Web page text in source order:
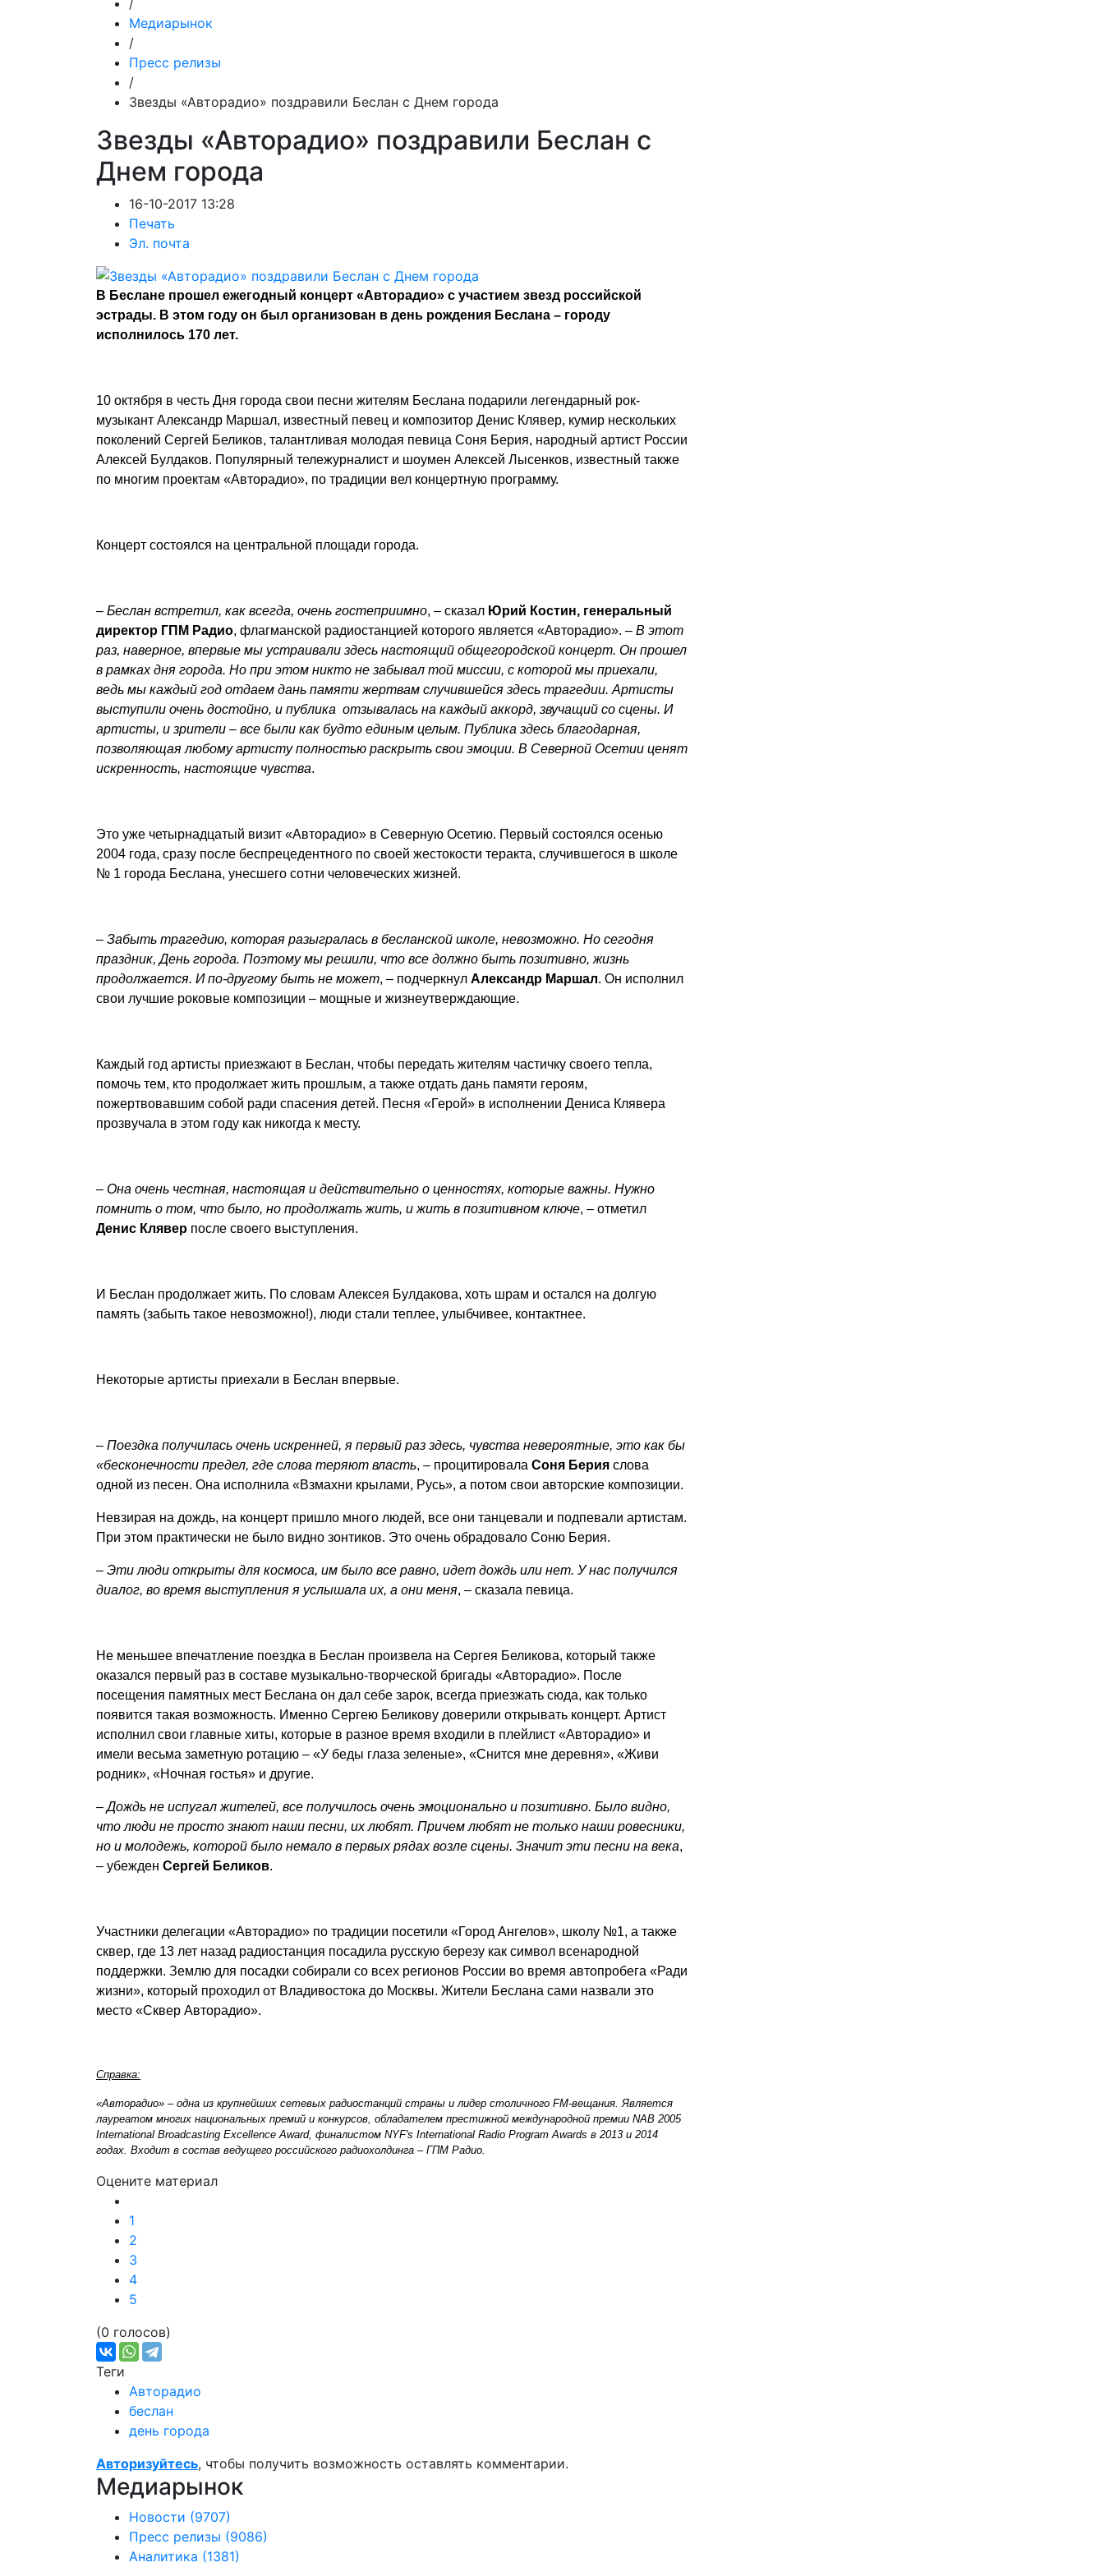
/
Медиарынок
/
Пресс релизы
/
Звезды «Авторадио» поздравили Беслан с Днем города
Звезды «Авторадио» поздравили Беслан с
Днем города
16-10-2017 13:28
Печать
Эл. почта
В Беслане прошел ежегодный концерт «Авторадио» с участием звезд российской
эстрады. В этом году он был организован в день рождения Беслана – городу
исполнилось 170 лет.
10 октября в честь Дня города свои песни жителям Беслана подарили легендарный рок-
музыкант Александр Маршал, известный певец и композитор Денис Клявер, кумир нескольких
поколений Сергей Беликов, талантливая молодая певица Соня Берия, народный артист России
Алексей Булдаков. Популярный тележурналист и шоумен Алексей Лысенков, известный также
по многим проектам «Авторадио», по традиции вел концертную программу.
Концерт состоялся на центральной площади города.
– Беслан встретил, как всегда, очень гостеприимно, – сказал Юрий Костин, генеральный
директор ГПМ Радио, флагманской радиостанцией которого является «Авторадио». – В этот
раз, наверное, впервые мы устраивали здесь настоящий общегородской концерт. Он прошел
в рамках дня города. Но при этом никто не забывал той миссии, с которой мы приехали,
ведь мы каждый год отдаем дань памяти жертвам случившейся здесь трагедии. Артисты
выступили очень достойно, и публика отзывалась на каждый аккорд, звучащий со сцены. И
артисты, и зрители – все были как будто единым целым. Публика здесь благодарная,
позволяющая любому артисту полностью раскрыть свои эмоции. В Северной Осетии ценят
искренность, настоящие чувства.
Это уже четырнадцатый визит «Авторадио» в Северную Осетию. Первый состоялся осенью
2004 года, сразу после беспрецедентного по своей жестокости теракта, случившегося в школе
№ 1 города Беслана, унесшего сотни человеческих жизней.
– Забыть трагедию, которая разыгралась в бесланской школе, невозможно. Но сегодня
праздник, День города. Поэтому мы решили, что все должно быть позитивно, жизнь
продолжается. И по-другому быть не может, – подчеркнул Александр Маршал. Он исполнил
свои лучшие роковые композиции – мощные и жизнеутверждающие.
Каждый год артисты приезжают в Беслан, чтобы передать жителям частичку своего тепла,
помочь тем, кто продолжает жить прошлым, а также отдать дань памяти героям,
пожертвовавшим собой ради спасения детей. Песня «Герой» в исполнении Дениса Клявера
прозвучала в этом году как никогда к месту.
– Она очень честная, настоящая и действительно о ценностях, которые важны. Нужно
помнить о том, что было, но продолжать жить, и жить в позитивном ключе, – отметил
Денис Клявер после своего выступления.
И Беслан продолжает жить. По словам Алексея Булдакова, хоть шрам и остался на долгую
память (забыть такое невозможно!), люди стали теплее, улыбчивее, контактнее.
Некоторые артисты приехали в Беслан впервые.
– Поездка получилась очень искренней, я первый раз здесь, чувства невероятные, это как бы
«бесконечности предел, где слова теряют власть, – процитировала Соня Берия слова
одной из песен. Она исполнила «Взмахни крылами, Русь», а потом свои авторские композиции.
Невзирая на дождь, на концерт пришло много людей, все они танцевали и подпевали артистам.
При этом практически не было видно зонтиков. Это очень обрадовало Соню Берия.
– Эти люди открыты для космоса, им было все равно, идет дождь или нет. У нас получился
диалог, во время выступления я услышала их, а они меня, – сказала певица.
Не меньшее впечатление поездка в Беслан произвела на Сергея Беликова, который также
оказался первый раз в составе музыкально-творческой бригады «Авторадио». После
посещения памятных мест Беслана он дал себе зарок, всегда приезжать сюда, как только
появится такая возможность. Именно Сергею Беликову доверили открывать концерт. Артист
исполнил свои главные хиты, которые в разное время входили в плейлист «Авторадио» и
имели весьма заметную ротацию – «У беды глаза зеленые», «Снится мне деревня», «Живи
родник», «Ночная гостья» и другие.
–Дождь не испугал жителей, все получилось очень эмоционально и позитивно. Было видно,
что люди не просто знают наши песни, их любят. Причем любят не только наши ровесники,
но и молодежь, которой было немало в первых рядах возле сцены. Значит эти песни на века,
– убежден Сергей Беликов.
Участники делегации «Авторадио» по традиции посетили «Город Ангелов», школу №1, а также
сквер, где 13 лет назад радиостанция посадила русскую березу как символ всенародной
поддержки. Землю для посадки собирали со всех регионов России во время автопробега «Ради
жизни», который проходил от Владивостока до Москвы. Жители Беслана сами назвали это
место «Сквер Авторадио».
Справка:
«Авторадио» – одна из крупнейших сетевых радиостанций страны и лидер столичного FM-вещания. Является
лауреатом многих национальных премий и конкурсов, обладателем престижной международной премии NAB 2005
International Broadcasting Excellence Award, финалистом NYF's International Radio Program Awards в 2013 и 2014
годах. Входит в состав ведущего российского радиохолдинга – ГПМ Радио.
Оцените материал
1
2
3
4
5
(0 голосов)
Теги
Авторадио
беслан
день города
Авторизуйтесь, чтобы получить возможность оставлять комментарии.
Медиарынок
Новости (9707)
Пресс релизы (9086)
Аналитика (1381)